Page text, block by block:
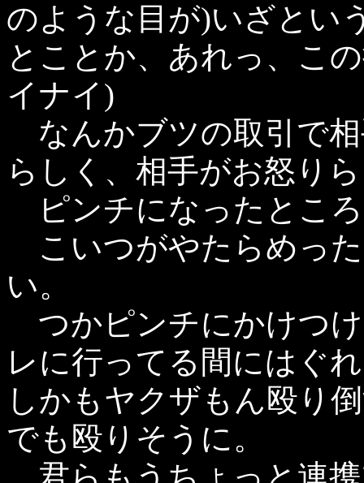
のような目が)いざとい
とことか、あれっ、こ
イナイ)
なんかブツの取引で
らしく、相手がお怒り
ピンチになったとこ
こいつがやたらめっ
い。
つかピンチにかけつ
レに行ってる間にはぐ
しかもヤクザもん殴り
でも殴りそうに。